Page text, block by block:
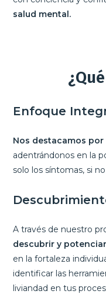
salud mental.
Enfoque
Nos destacamos
adentrándonos en la
solo los síntomas, si
A través de nuestro
descubrir y
en la fortaleza
identificar las
liviandad en tus